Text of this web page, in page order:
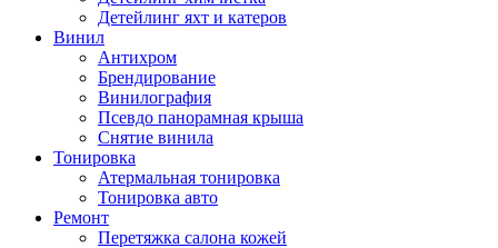
Детейлинг яхт и катеров
Винил
Антихром
Брендирование
Винилография
Псевдо панорамная крыша
Снятие винила
Тонировка
Атермальная тонировка
Тонировка авто
Ремонт
Перетяжка салона кожей